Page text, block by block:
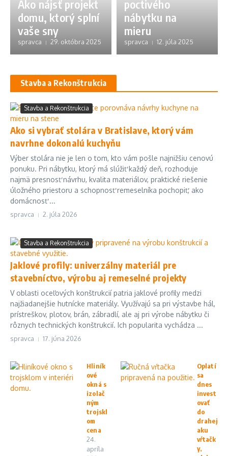
Ako nájsť projekt
domu, ktorý splní
vaše sny
spravca 29. októbra 2025
poctivého
nábytku na
mieru
spravca 12. júla 2025
Stavba a Rekonštrukcia
Stavba a Rekonštrukcia
Ako si vybrať stolára v Bratislave, ktorý vám
navrhne dokonalú kuchyňu
Výber stolára nie je len o tom, kto vám pošle najnižšiu cenovú
ponuku. Pri nábytku, ktorý má slúžiť každý deň, rozhoduje
najmä presnosť návrhu, kvalita materiálov, praktické riešenie
úložného priestoru a schopnosť remeselníka pochopiť, ako
domácnosť ...
spravca 2. júla 2026
Stavba a Rekonštrukcia
Jaklové profily: univerzálny materiál pre
stavebníctvo, výrobu aj remeselné projekty
V oblasti oceľových konštrukcií patria jaklové profily medzi
najžiadanejšie hutnícke materiály. Využívajú sa pri výstavbe hál,
prístreškov, plotov, brán, zábradlí, ale aj pri výrobe nábytku či
rôznych technických konštrukcií. Ich popularita vychádza ...
spravca 17. júna 2026
Hliník
ové
okná s
izolač
ným
trojskl
om
cena
24.
apríla
Oplatí
sa
dnes
invest
ovať
do
drahej
aku
vŕtačk
y,